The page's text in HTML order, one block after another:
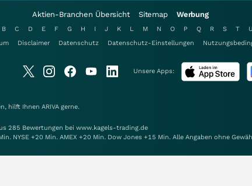
Aktien-Branchen Übersicht Sitemap Werbung
B C D E F G H I J K L M N O P Q R S T U
Disclaimer Datenschutz Datenschutz-Einstellungen
Unsere Apps:
hilft Ihnen ARIVA gerne.
285 Bewertungen bei www.kagels-trading.de
NYSE +20 Min. AMEX +20 Min. Dow Jones +15 Min. Alle Angaben ohne